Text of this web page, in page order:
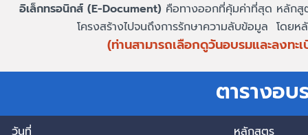
อิเล็กทรอนิกส์ (E-Document) คือทางออกที่คุ้มค่าที่สุด หลักสูต
โครงสร้างไปจนถึงการรักษาความลับข้อมูล โดยห
(ท่านสามารถเลือกดูวันอบรมและลงท
ตารางอ
วันที่ หลักสูตร